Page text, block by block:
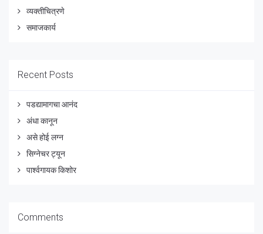
व्यक्तीचित्रणे
समाजकार्य
Recent Posts
पडद्यामागचा आनंद
अंधा कानून
असे होई लग्न
सिग्नेचर ट्यून
पार्श्वगायक किशोर
Comments